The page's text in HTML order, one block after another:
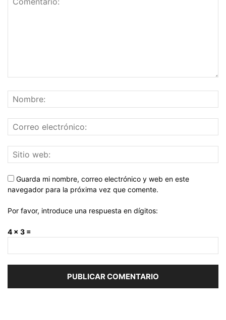
Guarda mi nombre, correo electrónico y web en este
navegador para la próxima vez que comente.
Por favor, introduce una respuesta en dígitos:
4 × 3 =